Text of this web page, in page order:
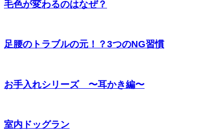
毛色が変わるのはなぜ？
足腰のトラブルの元！？3つのNG習慣
お手入れシリーズ 〜耳かき編〜
室内ドッグラン